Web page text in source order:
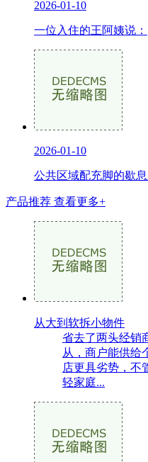
2026-01-10
一位入住的王阿姨说：
2026-01-10
公共区域配充脚的歇
产品推荐 查看更多+
从大到软拆小物件
省去了两头经销
从，商户能供给
店更具劣势，不
轻家庭...